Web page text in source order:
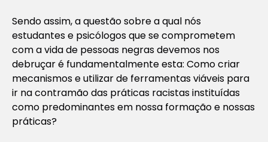
Sendo assim, a questão sobre a qual nós
estudantes e psicólogos que se comprometem
com a vida de pessoas negras devemos nos
debruçar é fundamentalmente esta: Como criar
mecanismos e utilizar de ferramentas viáveis para
ir na contramão das práticas racistas instituídas
como predominantes em nossa formação e nossas
práticas?